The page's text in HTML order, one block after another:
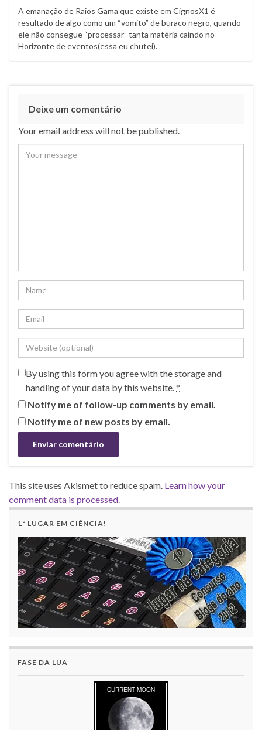
A emanação de Raios Gama que existe em CignosX1 é
resultado de algo como um “vomito” de buraco negro, quando
ele não consegue “processar” tanta matéria caindo no
Horizonte de eventos(essa eu chutei).
Deixe um comentário
Your email address will not be published.
By using this form you agree with the storage and
handling of your data by this website.*
Notify me of follow-up comments by email.
Notify me of new posts by email.
This site uses Akismet to reduce spam. Learn how your
comment data is processed.
1º LUGAR EM CIÊNCIA!
FASE DA LUA